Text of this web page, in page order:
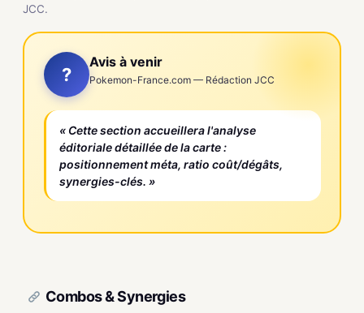
JCC.
?
Avis à venir
Pokemon-France.com — Rédaction JCC
« Cette section accueillera l'analyse
éditoriale détaillée de la carte :
positionnement méta, ratio coût/dégâts,
synergies-clés. »
Combos & Synergies